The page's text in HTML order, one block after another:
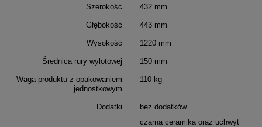
Szerokość 432 mm
Głębokość 443 mm
Wysokość 1220 mm
Średnica rury wylotowej 150 mm
Waga produktu z opakowaniem
jednostkowym
110 kg
Dodatki
bez dodatków
czarna ceramika oraz uchwyt